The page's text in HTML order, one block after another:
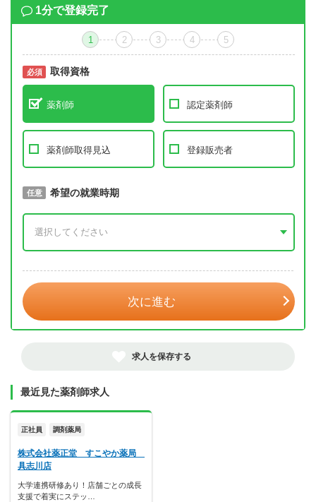
1分で登録完了
1 2 3 4 5
必須 取得資格
薬剤師 認定薬剤師
薬剤師取得見込 登録販売者
必須 取得予定年
任意 希望の就業時期
次に進む
求人を保存する
最近見た薬剤師求人
正社員 調剤薬局
株式会社薬正堂 すこやか薬局
具志川店
大学連携研修あり！店舗ごとの成長
支援で着実にステッ…